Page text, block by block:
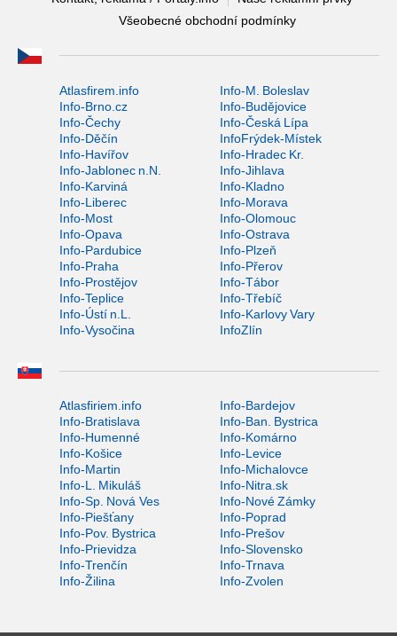
Všeobecné obchodní podmínky
Atlasfirem.info
Info-M. Boleslav
Info-Brno.cz
Info-Budějovice
Info-Čechy
Info-Česká Lípa
Info-Děčín
InfoFrýdek-Místek
Info-Havířov
Info-Hradec Kr.
Info-Jablonec n.N.
Info-Jihlava
Info-Karviná
Info-Kladno
Info-Liberec
Info-Morava
Info-Most
Info-Olomouc
Info-Opava
Info-Ostrava
Info-Pardubice
Info-Plzeň
Info-Praha
Info-Přerov
Info-Prostějov
Info-Tábor
Info-Teplice
Info-Třebíč
Info-Ústí n.L.
Info-Karlovy Vary
Info-Vysočina
InfoZlín
Atlasfiriem.info
Info-Bardejov
Info-Bratislava
Info-Ban. Bystrica
Info-Humenné
Info-Komárno
Info-Košice
Info-Levice
Info-Martin
Info-Michalovce
Info-L. Mikuláš
Info-Nitra.sk
Info-Sp. Nová Ves
Info-Nové Zámky
Info-Piešťany
Info-Poprad
Info-Pov. Bystrica
Info-Prešov
Info-Prievidza
Info-Slovensko
Info-Trenčín
Info-Trnava
Info-Žilina
Info-Zvolen